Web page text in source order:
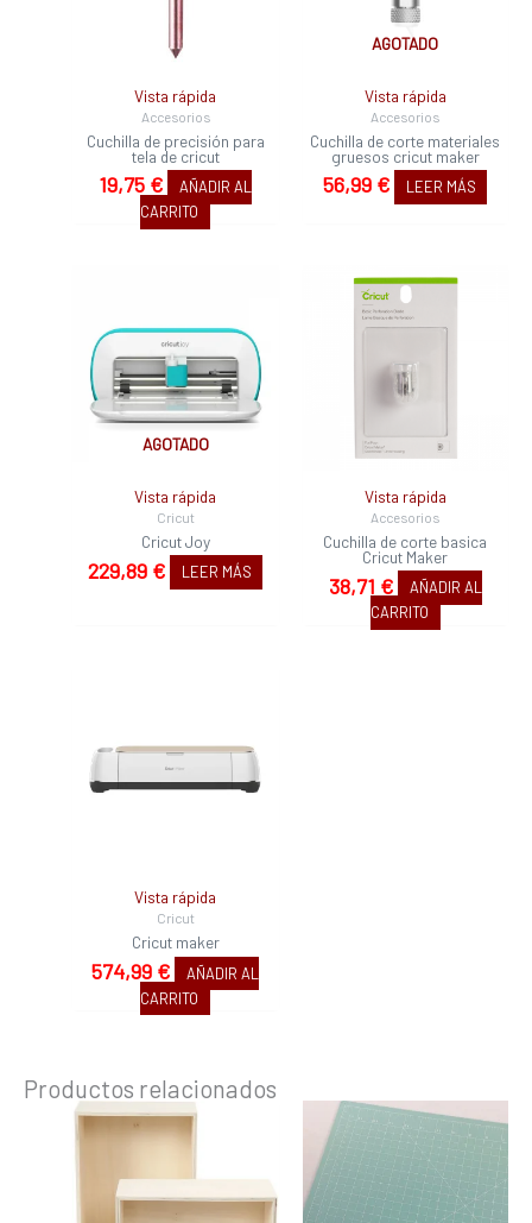
Vista rápida
Accesorios
Cuchilla de precisión para
tela de cricut
19,75 €
AÑADIR AL
CARRITO
AGOTADO
Vista rápida
Accesorios
Cuchilla de corte materiales
gruesos cricut maker
56,99 € LEER MÁS
AGOTADO
Vista rápida
Cricut
Cricut Joy
229,89 € LEER MÁS
Vista rápida
Accesorios
Cuchilla de corte basica
Cricut Maker
38,71 €
AÑADIR AL
CARRITO
Vista rápida
Cricut
Cricut maker
574,99 €
AÑADIR AL
CARRITO
Productos relacionados